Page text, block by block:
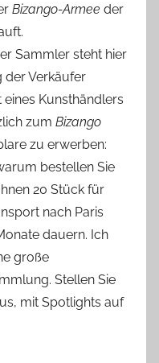
Bizango-Armee der
Sammler steht hier
der Verkäufer
Kunsthändlers
zum Bizango
zu erwerben:
bestellen Sie
20 Stück für
nach Paris
dauern. Ich
große
Stellen Sie
mit Spotlights auf